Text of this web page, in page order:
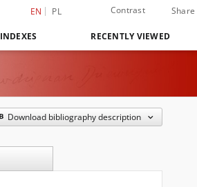
EN PL Contrast Share
INDEXES RECENTLY VIEWED
Download bibliography description